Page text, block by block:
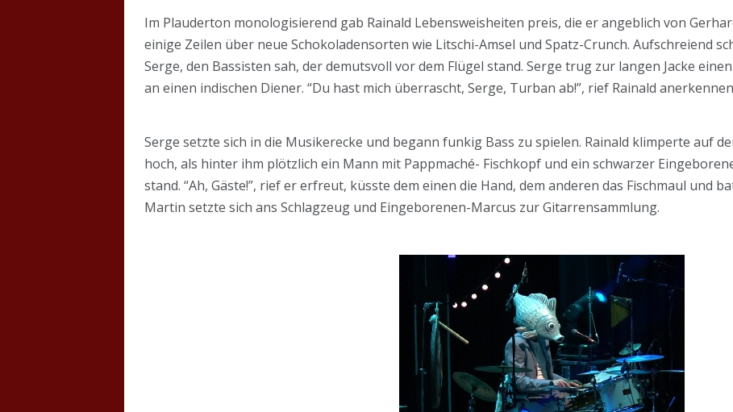
Im Plauderton monologisierend gab Rainald Lebensweisheiten preis, die er angeblich von
einige Zeilen über neue Schokoladensorten wie Litschi-Amsel und Spatz-Crunch. Aufschreiend
Serge, den Bassisten sah, der demutsvoll vor dem Flügel stand. Serge trug zur langen Jacke
an einen indischen Diener. “Du hast mich überrascht, Serge, Turban ab!”, rief Rainald
Serge setzte sich in die Musikerecke und begann funkig Bass zu spielen. Rainald klimperte auf
hoch, als hinter ihm plötzlich ein Mann mit Pappmaché- Fischkopf und ein schwarzer
stand. “Ah, Gäste!”, rief er erfreut, küsste dem einen die Hand, dem anderen das Fischmaul und
Martin setzte sich ans Schlagzeug und Eingeborenen-Marcus zur Gitarrensammlung.